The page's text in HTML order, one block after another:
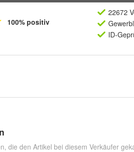
100% positiv
22672
ID-
die den Artikel bei diesem Verkäufer